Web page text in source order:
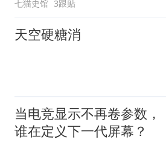
七猫史馆 3跟贴
天空硬糖消
当电竞显示不再卷参数，
谁在定义下一代屏幕？